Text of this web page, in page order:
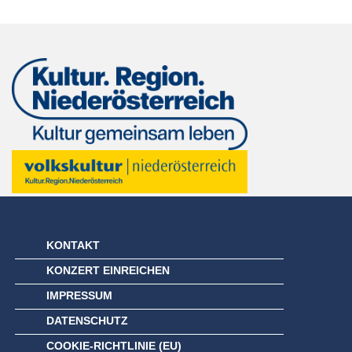
KONTAKT
KONZERT EINREICHEN
IMPRESSUM
DATENSCHUTZ
COOKIE-RICHTLINIE (EU)